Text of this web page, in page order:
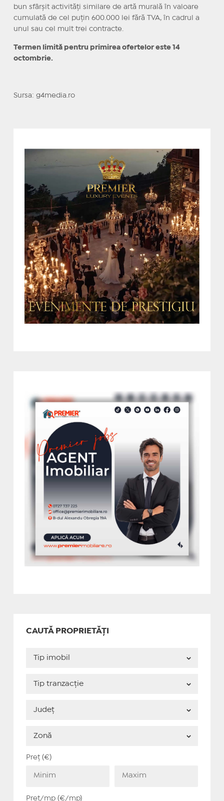
bun sfârşit activităţi similare de artă murală în valoare
cumulată de cel puţin 600.000 lei fără TVA, în cadrul a
unul sau cel mult trei contracte.
Termen limită pentru primirea ofertelor este 14
octombrie.
Sursa: g4media.ro
CAUTĂ PROPRIETĂȚI
Preț (€)
Preț/mp (€/mp)